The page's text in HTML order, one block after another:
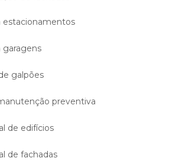
estacionamentos
garagens
galpões
preventiva
de edifícios
de fachadas